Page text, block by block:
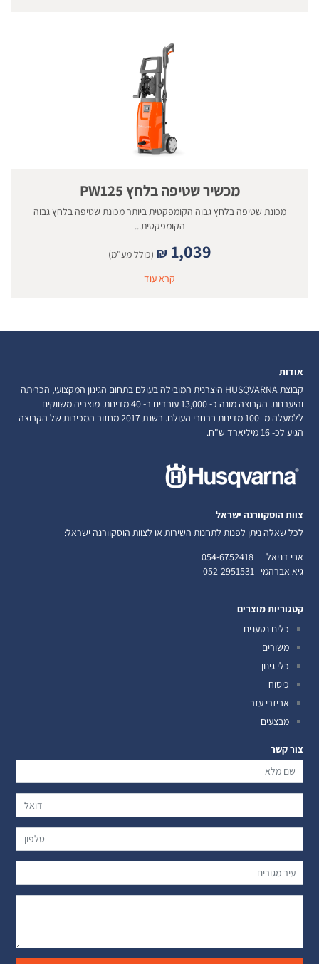
מכשיר שטיפה בלחץ PW125
מכונת שטיפה בלחץ גבוה הקומפקטית ביותר מכונת שטיפה בלחץ גבוה
הקומפקטית...
₪ 1,039
(כולל מע"מ)
קרא עוד
אודות
קבוצת HUSQVARNA היצרנית המובילה בעולם בתחום הגינון המקצועי, הכריתה
והיערנות. הקבוצה מונה כ- 13,000 עובדים ב- 40 מדינות. מוצריה משווקים
ללמעלה מ- 100 מדינות ברחבי העולם. בשנת 2017 מחזור המכירות של הקבוצה
הגיע לכ- 16 מיליארד ש"ח.
צוות הוסקוורנה ישראל
לכל שאלה ניתן לפנות לתחנות השירות או לצוות הוסקוורנה ישראל:
אבי דניאל 054-6752418
גיא אברהמי 052-2951531
קטגוריות מוצרים
כלים נטענים
משורים
כלי גינון
כיסוח
אביזרי עזר
מבצעים
צור קשר